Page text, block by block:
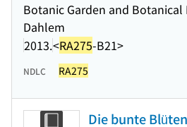
Botanic Garden and
Dahlem
2013.<RA275-B21>
NDLC RA275
Die bunte